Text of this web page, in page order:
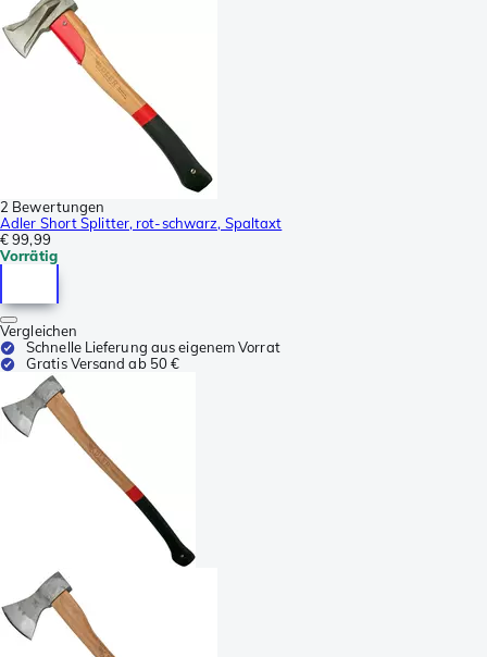
2 Bewertungen
Adler Short Splitter, rot-schwarz, Spaltaxt
€ 99,99
Vorrätig
Vergleichen
Schnelle Lieferung aus eigenem Vorrat
Gratis Versand ab 50 €